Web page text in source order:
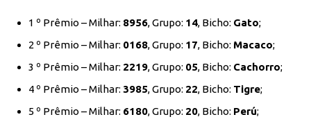
1 º Prêmio – Milhar: 8956, Grupo: 14, Bicho: Gato;
2 º Prêmio – Milhar: 0168, Grupo: 17, Bicho: Macaco;
3 º Prêmio – Milhar: 2219, Grupo: 05, Bicho: Cachorro;
4 º Prêmio – Milhar: 3985, Grupo: 22, Bicho: Tigre;
5 º Prêmio – Milhar: 6180, Grupo: 20, Bicho: Perú;